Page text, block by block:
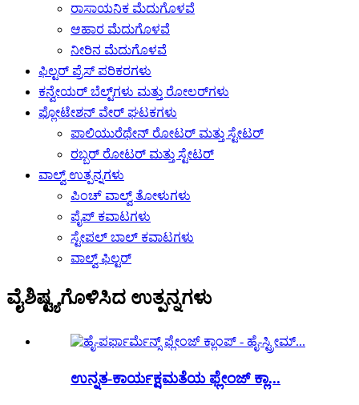
ರಾಸಾಯನಿಕ ಮೆದುಗೊಳವೆ
ಆಹಾರ ಮೆದುಗೊಳವೆ
ನೀರಿನ ಮೆದುಗೊಳವೆ
ಫಿಲ್ಟರ್ ಪ್ರೆಸ್ ಪರಿಕರಗಳು
ಕನ್ವೇಯರ್ ಬೆಲ್ಟ್‌ಗಳು ಮತ್ತು ರೋಲರ್‌ಗಳು
ಫ್ಲೋಟೇಶನ್ ವೇರ್ ಘಟಕಗಳು
ಪಾಲಿಯುರೆಥೇನ್ ರೋಟರ್ ಮತ್ತು ಸ್ಟೇಟರ್
ರಬ್ಬರ್ ರೋಟರ್ ಮತ್ತು ಸ್ಟೇಟರ್
ವಾಲ್ವ್ ಉತ್ಪನ್ನಗಳು
ಪಿಂಚ್ ವಾಲ್ವ್ ತೋಳುಗಳು
ಪೈಪ್ ಕವಾಟಗಳು
ಸ್ಟೇಪಲ್ ಬಾಲ್ ಕವಾಟಗಳು
ವಾಲ್ವ್ ಫಿಲ್ಟರ್
ವೈಶಿಷ್ಟ್ಯಗೊಳಿಸಿದ ಉತ್ಪನ್ನಗಳು
ಉನ್ನತ-ಕಾರ್ಯಕ್ಷಮತೆಯ ಫ್ಲೇಂಜ್ ಕ್ಲಾ...